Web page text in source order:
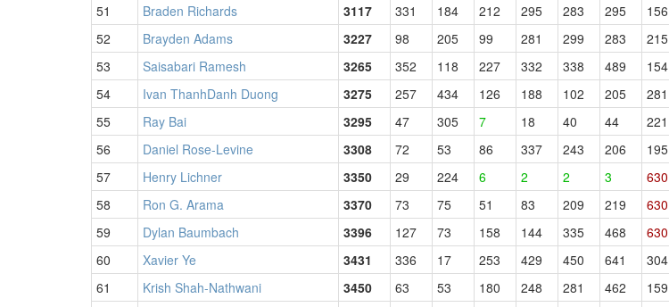
51
Braden Richards 3117 331 184 212 295 283 295 156
52
Brayden Adams 3227 98 205 99 281 299 283 215
53
Saisabari Ramesh 3265 352 118 227 332 338 489 154
54
Ivan ThanhDanh Duong 3275 257 434 126 188 102 205 281
55
Ray Bai 3295 47 305 7 18 40 44 221
56
Daniel Rose-Levine 3308 72 53 86 337 243 206 195
57
Henry Lichner 3350 29 224 6 2 2 3 630
58
Ron G. Arama 3370 73 75 51 83 209 219 630
59
Dylan Baumbach 3396 127 73 158 144 335 468 630
60
Xavier Ye 3431 336 17 253 429 450 641 304
61
Krish Shah-Nathwani 3450 63 53 180 248 281 462 159